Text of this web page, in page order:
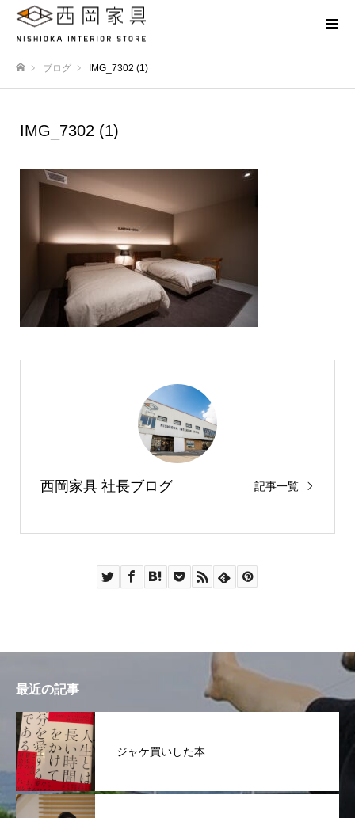
ブログ IMG_7302 (1)
IMG_7302 (1)
西岡家具 社長ブログ 記事一覧
最近の記事
ジャケ買いした本